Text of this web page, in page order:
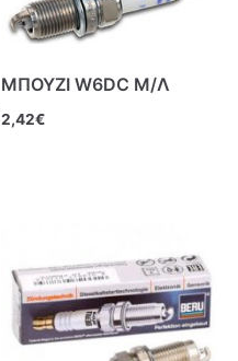
ΜΠΟΥΖΙ W6DC Μ/Λ
2,42€